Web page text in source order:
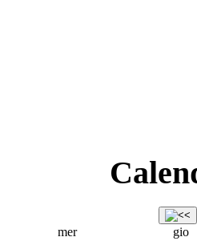
mer gio